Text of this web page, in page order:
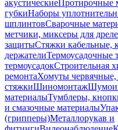
акустическиеПротирочные
губкиНаборы
шплинтовСварочные
метчики, миксеры для
защитыСтяжки кабельные,
держателиТермоусадочные
термоусадокСтроительная
ремонтаХомуты червячные,
стяжкиШиномонтаж
материалыТумблеры,
и смазочные материалы
(грипперы)Металлорукав и